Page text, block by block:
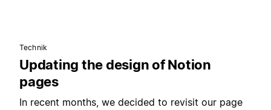
Technik
Updating the design of Notion
pages
In recent months, we decided to revisit our page